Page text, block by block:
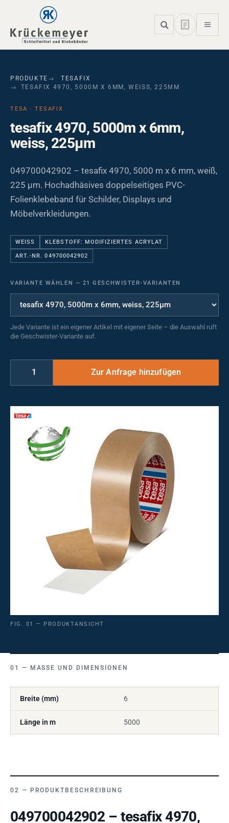
Skip to main navigation
Skip to main content
Skip to page footer
PRODUKTE
TESAFIX
TESAFIX 4970, 5000M X 6MM, WEISS, 225ΜM
TESA · TESAFIX
tesafix 4970, 5000m x 6mm,
weiss, 225µm
049700042902 – tesafix 4970, 5000 m x 6 mm, weiß,
225 µm. Hochadhäsives doppelseitiges PVC-
Folienklebeband für Schilder, Displays und
Möbelverkleidungen.
WEISS KLEBSTOFF: MODIFIZIERTES ACRYLAT
ART.-NR. 049700042902
VARIANTE WÄHLEN — 21 GESCHWISTER-VARIANTEN
Jede Variante ist ein eigener Artikel mit eigener Seite – die Auswahl ruft
die Geschwister-Variante auf.
FIG. 01 — PRODUKTANSICHT
MASSE UND DIMENSIONEN
Breite (mm) 6
Länge in m 5000
PRODUKTBESCHREIBUNG
049700042902 – tesafix 4970,